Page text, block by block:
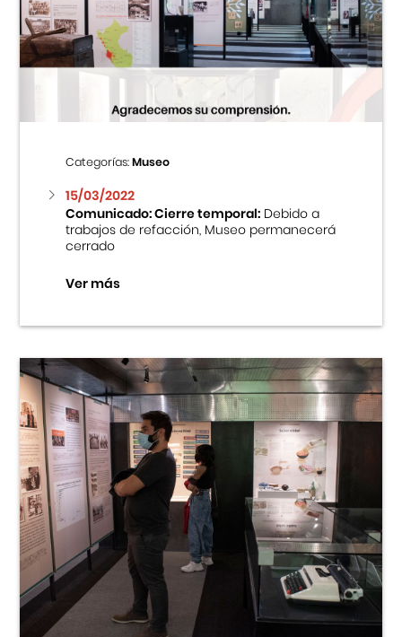
Categorías:Museo
15/03/2022
Comunicado: Cierre temporal:Debido a
trabajos de refacción, Museo permanecerá
cerrado
Ver más